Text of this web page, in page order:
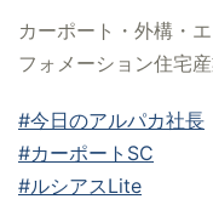
カーポート・外構・
フォメーション住宅
#今日のアルパカ社長
#カーポートSC
#ルシアスLite